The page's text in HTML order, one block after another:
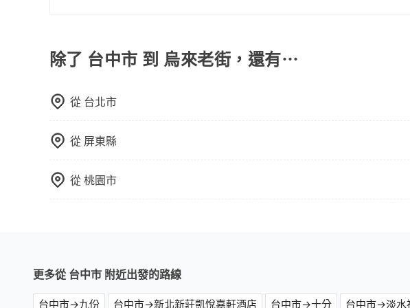
會透過Email的方式向您說明收費細節，讓您能更放心地享受旅步為您提
除了 台中市 到 烏來老街，還有⋯
從 台北市
從 屏東縣
從桃園市
更多從 台中市 附近出發的路線
台中市→九份 台中市→新北新莊凱悅嘉軒酒店 台中市→十分 台中市→淡水